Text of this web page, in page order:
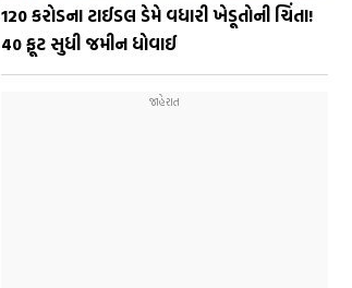
₹120 કરોડના ટાઈડલ ડેમે વધારી ખેડૂતોની ચિંતા!
40 ફૂટ સુધી જમીન ધોવાઈ